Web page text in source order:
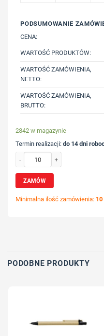
PODSUMOWANIE
CENA:
WARTOŚĆ PRODUKTÓW:
WARTOŚĆ ZAMÓWIENIA,
NETTO:
WARTOŚĆ ZAMÓWIENIA,
BRUTTO:
2842 w magazynie
Termin realizacji:do 14 dni
ZAMÓW
Minimalna ilość zamówienia:
PODOBNE PRODUKTY